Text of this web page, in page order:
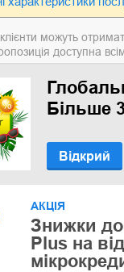
клієнти можуть
доступна
Більше
Відкрий
АКЦІЯ
Знижки
Plus на